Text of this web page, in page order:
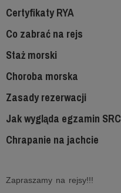
Certyfikaty RYA
Co zabrać na rejs
Staż morski
Choroba morska
Zasady rezerwacji
Jak wygląda egzamin SRC
Chrapanie na jachcie
Zapraszamy na rejsy!!!